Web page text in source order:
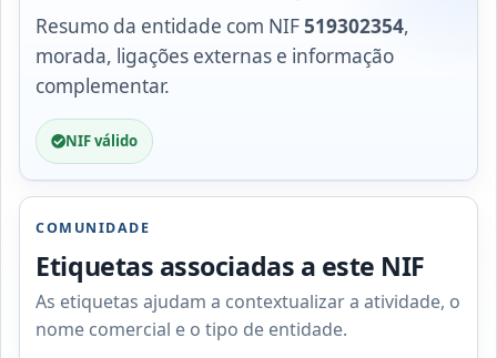
Resumo da entidade com NIF519302354,
morada, ligações externas e informação
complementar.
NIF válido
COMUNIDADE
Etiquetas associadas a este NIF
As etiquetas ajudam a contextualizar a atividade, o
nome comercial e o tipo de entidade.